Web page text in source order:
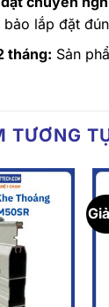
bảo lắp đặt
tháng: Sản
TƯƠNG